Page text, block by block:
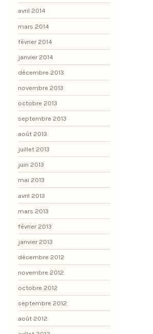
avril 2014
mars 2014
février 2014
janvier 2014
décembre 2013
novembre 2013
octobre 2013
septembre 2013
août 2013
juillet 2013
juin 2013
mai 2013
avril 2013
mars 2013
février 2013
janvier 2013
décembre 2012
novembre 2012
octobre 2012
septembre 2012
août 2012